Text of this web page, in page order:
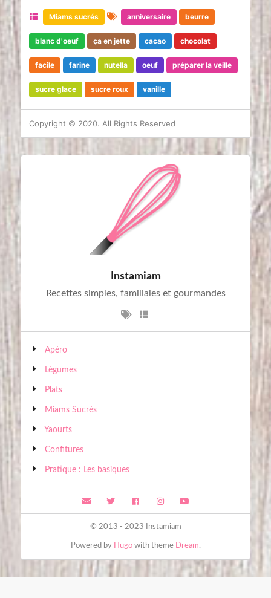
Miams sucrés anniversaire beurre
blanc d'oeuf ça en jette cacao chocolat
facile farine nutella oeuf préparer la veille
sucre glace sucre roux vanille
Copyright © 2020. All Rights Reserved
Instamiam
Recettes simples, familiales et gourmandes
Apéro
Légumes
Plats
Miams Sucrés
Yaourts
Confitures
Pratique : Les basiques
© 2013 - 2023 Instamiam
Powered by Hugowith theme Dream.